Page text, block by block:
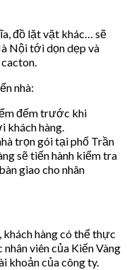
đồ lặt vặt khác… sẽ
Nội tới dọn dẹp và
nhà:
đếm trước khi
khách hàng.
trọn gói tại phố Trần
sẽ tiến hành kiểm tra
giao cho nhân
khách hàng có thể thực
viên của Kiến Vàng
khoản của công ty.